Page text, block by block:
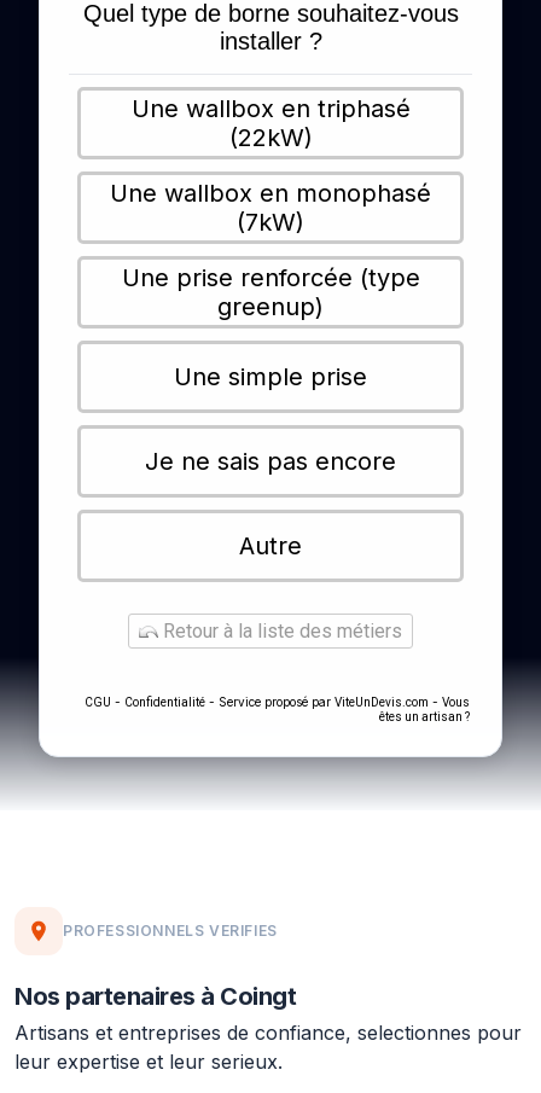
Quel type de borne souhaitez-vous
installer ?
Une wallbox en triphasé
(22kW)
Une wallbox en monophasé
(7kW)
Une prise renforcée (type
greenup)
Une simple prise
Je ne sais pas encore
Autre
Retour à la liste des métiers
CGU - Confidentialité - Service proposé par ViteUnDevis.com - Vous
êtes un artisan ?
PROFESSIONNELS VERIFIES
Nos partenaires à Coingt
Artisans et entreprises de confiance, selectionnes pour
leur expertise et leur serieux.